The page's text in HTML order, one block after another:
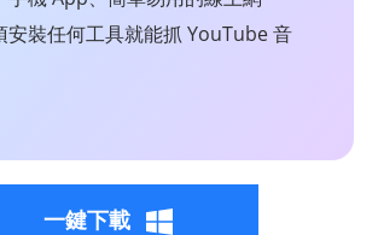
安裝任何工具就能抓 YouTube 音
一鍵下載